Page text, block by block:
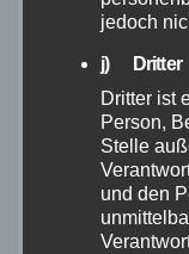
Der Ortlieb
Wert auf
legen. Mit
Demontage
Commuter-
maximale
jedoch
j) Dritter
Dritter ist
Person,
Stelle
und den